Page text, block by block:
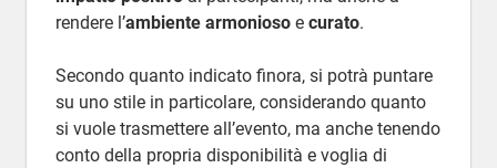
rendere l’ambiente armonioso e curato.
Secondo quanto indicato finora, si potrà puntare
su uno stile in particolare, considerando quanto
si vuole trasmettere all’evento, ma anche tenendo
conto della propria disponibilità e voglia di